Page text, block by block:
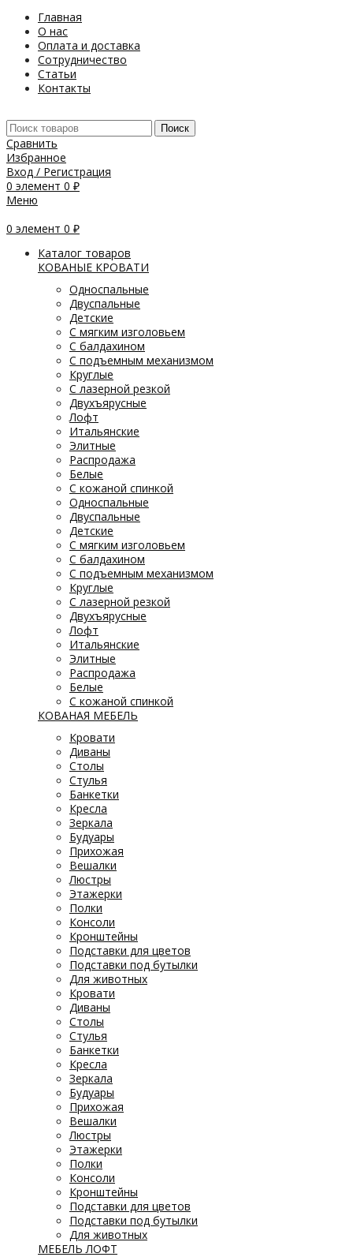
Главная
О нас
Оплата и доставка
Сотрудничество
Статьи
Контакты
Поиск
Сравнить
Избранное
Вход / Регистрация
0 элемент 0 ₽
Меню
0 элемент 0 ₽
Каталог товаров
КОВАНЫЕ КРОВАТИ
Односпальные
Двуспальные
Детские
С мягким изголовьем
С балдахином
С подъемным механизмом
Круглые
С лазерной резкой
Двухъярусные
Лофт
Итальянские
Элитные
Распродажа
Белые
С кожаной спинкой
Односпальные
Двуспальные
Детские
С мягким изголовьем
С балдахином
С подъемным механизмом
Круглые
С лазерной резкой
Двухъярусные
Лофт
Итальянские
Элитные
Распродажа
Белые
С кожаной спинкой
КОВАНАЯ МЕБЕЛЬ
Кровати
Диваны
Столы
Стулья
Банкетки
Кресла
Зеркала
Будуары
Прихожая
Вешалки
Люстры
Этажерки
Полки
Консоли
Кронштейны
Подставки для цветов
Подставки под бутылки
Для животных
Кровати
Диваны
Столы
Стулья
Банкетки
Кресла
Зеркала
Будуары
Прихожая
Вешалки
Люстры
Этажерки
Полки
Консоли
Кронштейны
Подставки для цветов
Подставки под бутылки
Для животных
МЕБЕЛЬ ЛОФТ